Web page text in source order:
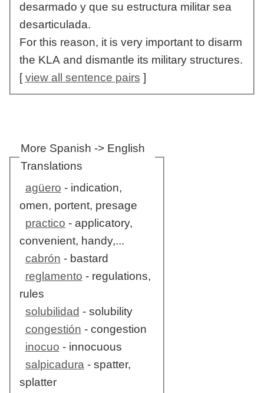
desarmado y que su estructura militar sea
desarticulada.
For this reason, it is very important to disarm
the KLA and dismantle its military structures.
[view all sentence pairs ]
More Spanish -> English
Translations
agüero - indication,
omen, portent, presage
practico - applicatory,
convenient, handy,...
cabrón - bastard
reglamento - regulations,
rules
solubilidad - solubility
congestión - congestion
inocuo - innocuous
salpicadura - spatter,
splatter